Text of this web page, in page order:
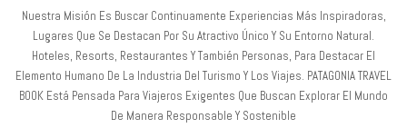
Nuestra Misión Es Buscar Continuamente Experiencias Más Inspiradoras,
Lugares Que Se Destacan Por Su Atractivo Único Y Su Entorno Natural.
Hoteles, Resorts, Restaurantes Y También Personas, Para Destacar El
Elemento Humano De La Industria Del Turismo Y Los Viajes. PATAGONIA TRAVEL
BOOK Está Pensada Para Viajeros Exigentes Que Buscan Explorar El Mundo
De Manera Responsable Y Sostenible